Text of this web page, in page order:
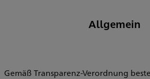
Allgemein
Gemäß Transparenz-Verordnung